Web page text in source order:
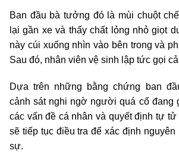
Ban đầu bà tưởng đó là mùi chuột
lại gần xe và thấy chất lỏng nhỏ giọt
này cúi xuống nhìn vào bên trong và
Sau đó, nhân viên vệ sinh lập tức gọi
Dựa trên những bằng chứng ban
cảnh sát nghi ngờ người quá cố đang
các vấn đề cá nhân và quyết định tự tử
sẽ tiếp tục điều tra để xác định
sự.